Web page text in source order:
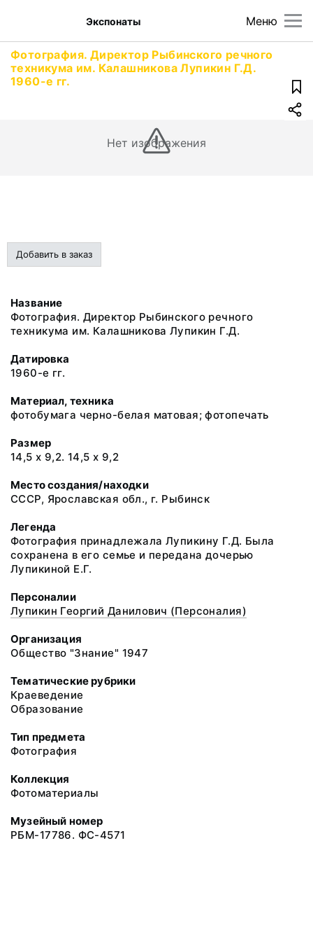
Меню
Экспонаты
Фотография. Директор Рыбинского речного
техникума им. Калашникова Лупикин Г.Д.
1960-е гг.
Нет изображения
Добавить в заказ
Название
Фотография. Директор Рыбинского речного
техникума им. Калашникова Лупикин Г.Д.
Датировка
1960-е гг.
Материал, техника
фотобумага черно-белая матовая; фотопечать
Размер
14,5 х 9,2. 14,5 х 9,2
Место создания/находки
СССР, Ярославская обл., г. Рыбинск
Легенда
Фотография принадлежала Лупикину Г.Д. Была
сохранена в его семье и передана дочерью
Лупикиной Е.Г.
Персоналии
Лупикин Георгий Данилович (Персоналия)
Организация
Общество "Знание" 1947
Тематические рубрики
Краеведение
Образование
Тип предмета
Фотография
Коллекция
Фотоматериалы
Музейный номер
РБМ-17786. ФС-4571